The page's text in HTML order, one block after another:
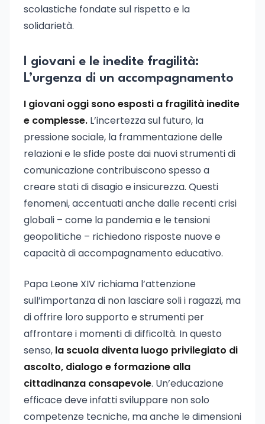
scolastiche fondate sul rispetto e la
solidarietà.
I giovani e le inedite fragilità:
L’urgenza di un accompagnamento
I giovani oggi sono esposti a fragilità inedite
e complesse. L’incertezza sul futuro, la
pressione sociale, la frammentazione delle
relazioni e le sfide poste dai nuovi strumenti di
comunicazione contribuiscono spesso a
creare stati di disagio e insicurezza. Questi
fenomeni, accentuati anche dalle recenti crisi
globali – come la pandemia e le tensioni
geopolitiche – richiedono risposte nuove e
capacità di accompagnamento educativo.
Papa Leone XIV richiama l’attenzione
sull’importanza di non lasciare soli i ragazzi, ma
di offrire loro supporto e strumenti per
affrontare i momenti di difficoltà. In questo
senso, la scuola diventa luogo privilegiato di
ascolto, dialogo e formazione alla
cittadinanza consapevole. Un’educazione
efficace deve infatti sviluppare non solo
competenze tecniche, ma anche le dimensioni